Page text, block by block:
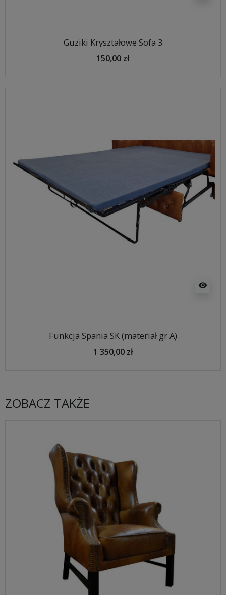
Guziki Kryształowe Sofa 3
150,00 zł
visibility
Funkcja Spania SK (materiał gr A)
1 350,00 zł
ZOBACZ TAKŻE